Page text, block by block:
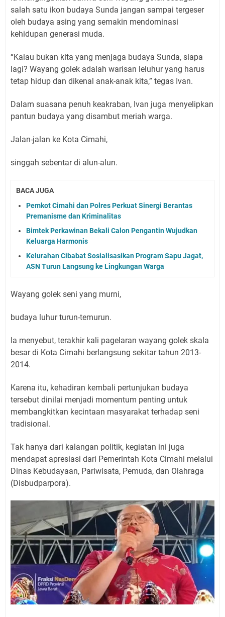
salah satu ikon budaya Sunda jangan sampai tergeser
oleh budaya asing yang semakin mendominasi
kehidupan generasi muda.
“Kalau bukan kita yang menjaga budaya Sunda, siapa
lagi? Wayang golek adalah warisan leluhur yang harus
tetap hidup dan dikenal anak-anak kita,” tegas Ivan.
Dalam suasana penuh keakraban, Ivan juga menyelipkan
pantun budaya yang disambut meriah warga.
Jalan-jalan ke Kota Cimahi,
singgah sebentar di alun-alun.
BACA JUGA
Pemkot Cimahi dan Polres Perkuat Sinergi Berantas
Premanisme dan Kriminalitas
Bimtek Perkawinan Bekali Calon Pengantin Wujudkan
Keluarga Harmonis
Kelurahan Cibabat Sosialisasikan Program Sapu Jagat,
ASN Turun Langsung ke Lingkungan Warga
Wayang golek seni yang murni,
budaya luhur turun-temurun.
Ia menyebut, terakhir kali pagelaran wayang golek skala
besar di Kota Cimahi berlangsung sekitar tahun 2013-
2014.
Karena itu, kehadiran kembali pertunjukan budaya
tersebut dinilai menjadi momentum penting untuk
membangkitkan kecintaan masyarakat terhadap seni
tradisional.
Tak hanya dari kalangan politik, kegiatan ini juga
mendapat apresiasi dari Pemerintah Kota Cimahi melalui
Dinas Kebudayaan, Pariwisata, Pemuda, dan Olahraga
(Disbudparpora).